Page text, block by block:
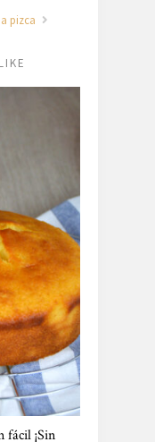
pizca
fácil ¡Sin